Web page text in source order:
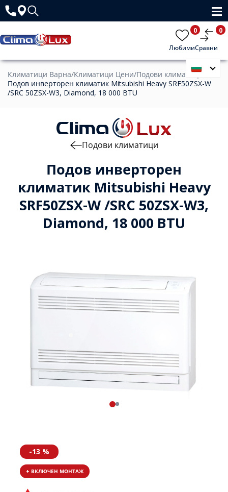
Любими
0
Сравни
0
Климатици Варна/Климатици Цени/Подови климатици
Подов инверторен климатик Mitsubishi Heavy SRF50ZSX-W
/SRC 50ZSX-W3, Diamond, 18 000 BTU
Подов инверторен
климатик Mitsubishi Heavy
SRF50ZSX-W /SRC 50ZSX-W3,
Diamond, 18 000 BTU
Подови климатици
-13 %
+ ВКЛЮЧЕН МОНТАЖ